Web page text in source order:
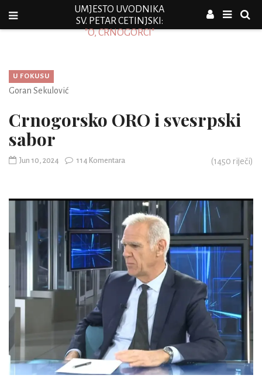
UMJESTO UVODNIKA
SV. PETAR CETINJSKI:
"O, CRNOGORCI"
U FOKUSU
Goran Sekulović
Crnogorsko ORO i svesrpski
sabor
Jun 10, 2024 114 Komentara (1450 riječi)